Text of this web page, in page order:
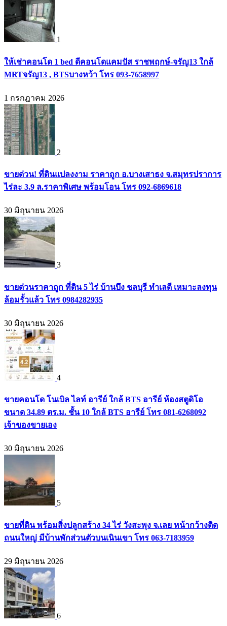
1
ให้เช่าคอนโด 1 bed ดีคอนโดแคมปัส ราชพฤกษ์-จรัญ13 ใกล้
MRTจรัญ13 , BTSบางหว้า โทร 093-7658997
1 กรกฎาคม 2026
2
ขายด่วน! ที่ดินแปลงงาม ราคาถูก อ.บางเสาธง จ.สมุทรปราการ
ไร่ละ 3.9 ล.ราคาพิเศษ พร้อมโอน โทร 092-6869618
30 มิถุนายน 2026
3
ขายด่วนราคาถูก ที่ดิน 5 ไร่ บ้านบึง ชลบุรี ทำเลดี เหมาะลงทุน
ล้อมรั้วแล้ว โทร 0984282935
30 มิถุนายน 2026
4
ขายคอนโด โนเบิล ไลท์ อารีย์ ใกล้ BTS อารีย์ ห้องสตูดิโอ
ขนาด 34.89 ตร.ม. ชั้น 10 ใกล้ BTS อารีย์ โทร 081-6268092
เจ้าของขายเอง
30 มิถุนายน 2026
5
ขายที่ดิน พร้อมสิ่งปลูกสร้าง 34 ไร่ วังสะพุง จ.เลย หน้ากว้างติด
ถนนใหญ่ มีบ้านพักส่วนตัวบนเนินเขา โทร 063-7183959
29 มิถุนายน 2026
6